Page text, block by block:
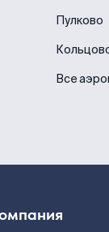
Пулково
Все